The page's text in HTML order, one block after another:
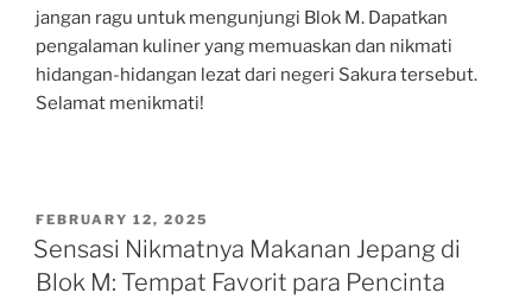
jangan ragu untuk mengunjungi Blok M. Dapatkan
pengalaman kuliner yang memuaskan dan nikmati
hidangan-hidangan lezat dari negeri Sakura tersebut.
Selamat menikmati!
POSTED
ON
FEBRUARY 12, 2025
Sensasi Nikmatnya Makanan Jepang di
Blok M: Tempat Favorit para Pencinta